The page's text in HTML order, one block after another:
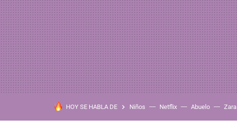
HOY SE HABLA DE Niños Netflix Abuelo Zara